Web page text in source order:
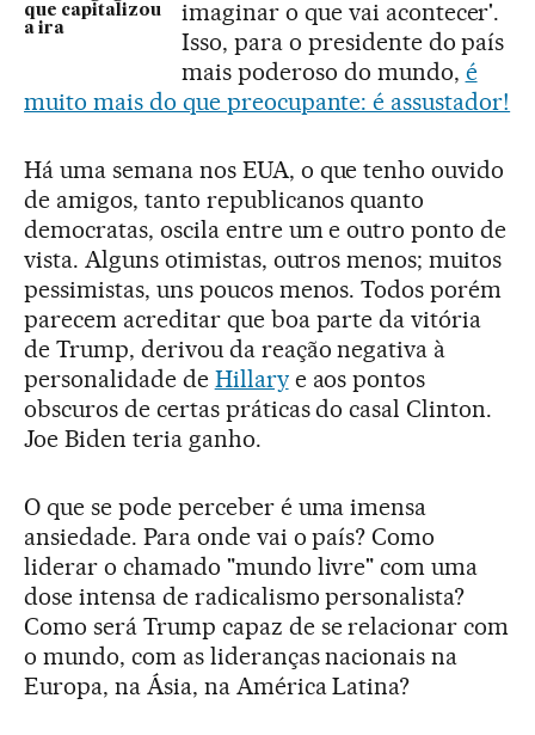
que capitalizou
a ira
imaginar o que vai acontecer'.
Isso, para o presidente do país
mais poderoso do mundo, é
muito mais do que preocupante: é assustador!
Há uma semana nos EUA, o que tenho ouvido
de amigos, tanto republicanos quanto
democratas, oscila entre um e outro ponto de
vista. Alguns otimistas, outros menos; muitos
pessimistas, uns poucos menos. Todos porém
parecem acreditar que boa parte da vitória
de Trump, derivou da reação negativa à
personalidade de Hillarye aos pontos
obscuros de certas práticas do casal Clinton.
Joe Biden teria ganho.
O que se pode perceber é uma imensa
ansiedade. Para onde vai o país? Como
liderar o chamado "mundo livre" com uma
dose intensa de radicalismo personalista?
Como será Trump capaz de se relacionar com
o mundo, com as lideranças nacionais na
Europa, na Ásia, na América Latina?